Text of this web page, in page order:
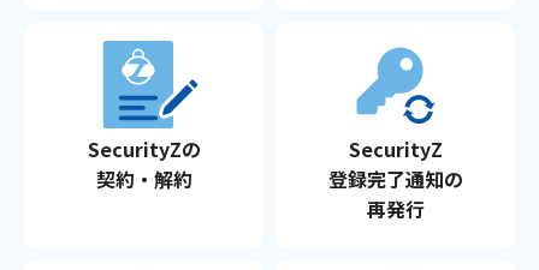
情報セキュリティ基本方針
ご利用約款・重要事項説明書
プライバシーポリシー
SecurityZの
契約・解約
SecurityZ
登録完了通知の
再発行